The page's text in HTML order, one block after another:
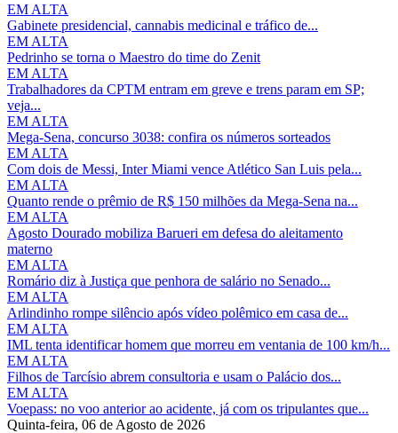
EM ALTA
Gabinete presidencial, cannabis medicinal e tráfico de...
EM ALTA
Pedrinho se torna o Maestro do time do Zenit
EM ALTA
Trabalhadores da CPTM entram em greve e trens param em SP;
veja...
EM ALTA
Mega-Sena, concurso 3038: confira os números sorteados
EM ALTA
Com dois de Messi, Inter Miami vence Atlético San Luis pela...
EM ALTA
Quanto rende o prêmio de R$ 150 milhões da Mega-Sena na...
EM ALTA
Agosto Dourado mobiliza Barueri em defesa do aleitamento
materno
EM ALTA
Romário diz à Justiça que penhora de salário no Senado...
EM ALTA
Arlindinho rompe silêncio após vídeo polêmico em casa de...
EM ALTA
IML tenta identificar homem que morreu em ventania de 100 km/h...
EM ALTA
Filhos de Tarcísio abrem consultoria e usam o Palácio dos...
EM ALTA
Voepass: no voo anterior ao acidente, já com os tripulantes que...
Quinta-feira, 06 de Agosto de 2026